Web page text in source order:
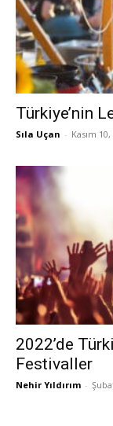
Türkiye’nin
Sıla Uçan - Kasım
2022’de
Festivaller
Nehir Yıldırım -